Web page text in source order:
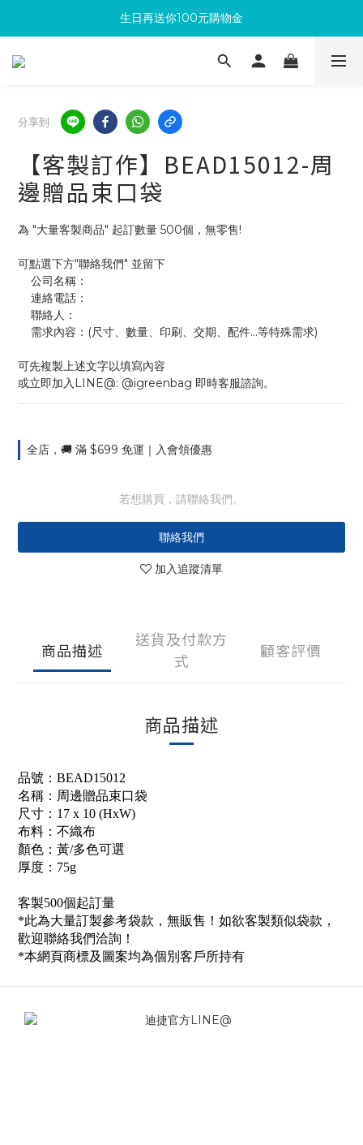
滿300回饋10%購物金
生日再送你100元購物金
加入成為新會員 馬上領取50元購物金
分享到
【客製訂作】BEAD15012-周
邊贈品束口袋
為 "大量客製商品" 起訂數量 500個，無零售!
可點選下方"聯絡我們" 並留下
    公司名稱：
    連絡電話：
    聯絡人：
    需求內容：(尺寸、數量、印刷、交期、配件...等特殊需求)
可先複製上述文字以填寫內容
或立即加入LINE@: @igreenbag 即時客服諮詢。
全店，🚚 滿 $699 免運｜入會領優惠
若想購買，請聯絡我們。
聯絡我們
加入追蹤清單
商品描述
送貨及付款方
式
顧客評價
商品描述
品號：BEAD15012
名稱：周邊贈品束口袋
尺寸：17 x 10 (HxW)
布料：不織布
顏色：黃/多色可選
厚度：75g
客製500個起訂量
*此為大量訂製參考袋款，無販售！如欲客製類似袋款，
歡迎聯絡我們洽詢！
*本網頁商標及圖案均為個別客戶所持有